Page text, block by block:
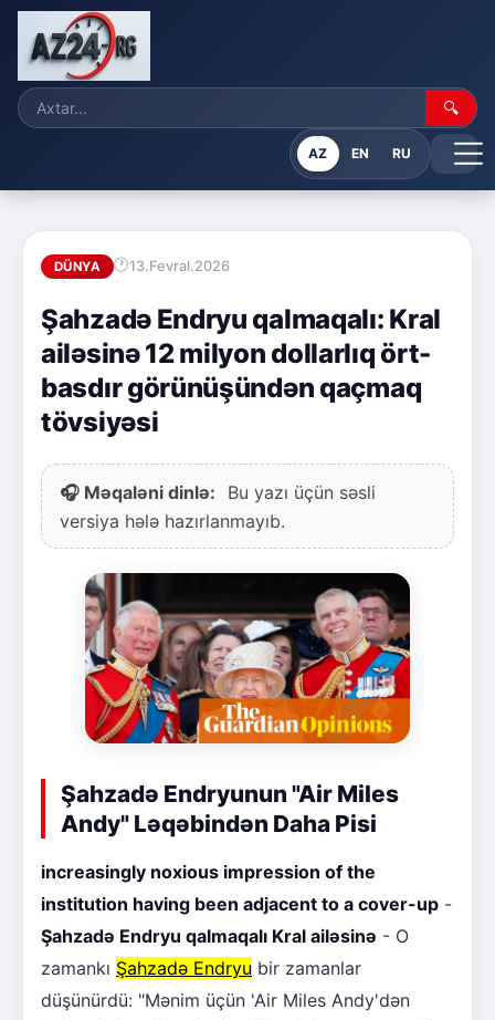
🔍
AZ EN RU
DÜNYA 13.Fevral.2026
Şahzadə Endryu qalmaqalı: Kral
ailəsinə 12 milyon dollarlıq ört-
basdır görünüşündən qaçmaq
tövsiyəsi
🎧 Məqaləni dinlə:
Bu yazı üçün səsli
versiya hələ hazırlanmayıb.
Şahzadə Endryunun "Air Miles
Andy" Ləqəbindən Daha Pisi
increasingly noxious impression of the
institution having been adjacent to a cover-up -
Şahzadə Endryu qalmaqalı Kral ailəsinə - O
zamankı Şahzadə Endryu bir zamanlar
düşünürdü: "Mənim üçün 'Air Miles Andy'dən